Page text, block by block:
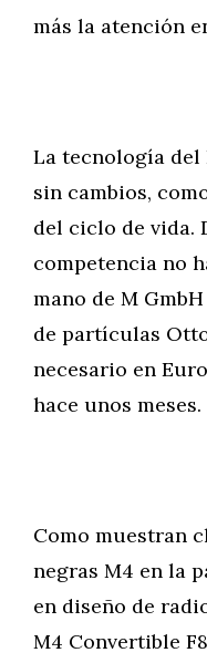
más la atención
La tecnología del
sin cambios,
del ciclo de vida.
competencia no
mano de M
de partículas
necesario en
hace unos meses.
Como muestran
negras M4 en la
en diseño de
M4 Convertible